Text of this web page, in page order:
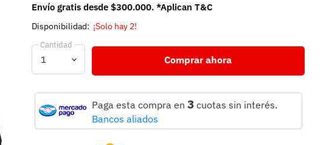
Envío gratis desde $300.000. *Aplican T&C
Disponibilidad: ¡Solo hay 2!
Cantidad
Comprar ahora
Paga esta compra en 3cuotas sin interés.
Bancos aliados